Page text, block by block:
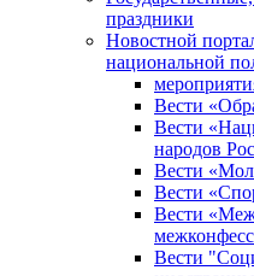
праздники
Новостной
национальной
Вести
Вести
народов
Вести
Вести
Вести
Вести